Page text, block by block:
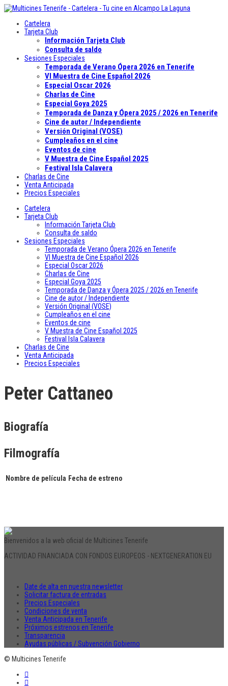
Cartelera
Tarjeta Club
Información Tarjeta Club
Consulta de saldo
Sesiones Especiales
Temporada de Verano Ópera 2026 en Tenerife
VI Muestra de Cine Español 2026
Especial Oscar 2026
Charlas de Cine
Especial Goya 2025
Temporada de Danza y Ópera 2025 / 2026 en Tenerife
Cine de autor / Independiente
Versión Original (VOSE)
Cumpleaños en el cine
Eventos de cine
V Muestra de Cine Español 2025
Festival Isla Calavera
Charlas de Cine
Venta Anticipada
Precios Especiales
Cartelera
Tarjeta Club
Información Tarjeta Club
Consulta de saldo
Sesiones Especiales
Temporada de Verano Ópera 2026 en Tenerife
VI Muestra de Cine Español 2026
Especial Oscar 2026
Charlas de Cine
Especial Goya 2025
Temporada de Danza y Ópera 2025 / 2026 en Tenerife
Cine de autor / Independiente
Versión Original (VOSE)
Cumpleaños en el cine
Eventos de cine
V Muestra de Cine Español 2025
Festival Isla Calavera
Charlas de Cine
Venta Anticipada
Precios Especiales
Peter Cattaneo
Biografía
Filmografía
Nombre de película Fecha de estreno
Bienvenidos a la web oficial de Multicines Tenerife
ACTIVIDAD FINANCIADA CON FONDOS EUROPEOS - NEXTGENERATION EU
Date de alta en nuestra newsletter
Solicitar factura de entradas
Precios Especiales
Condiciones de venta
Venta Anticipada en Tenerife
Próximos estrenos en Tenerife
Transparencia
Ayudas públicas / Subvención Gobierno
© Multicines Tenerife